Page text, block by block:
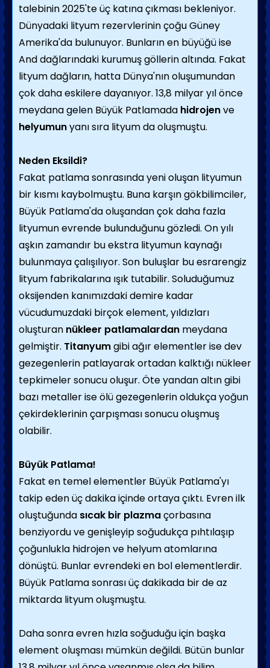
talebinin 2025'te üç katına çıkması bekleniyor.
Dünyadaki lityum rezervlerinin çoğu Güney
Amerika'da bulunuyor. Bunların en büyüğü ise
And dağlarındaki kurumuş göllerin altında. Fakat
lityum dağların, hatta Dünya'nın oluşumundan
çok daha eskilere dayanıyor. 13,8 milyar yıl önce
meydana gelen Büyük Patlamada hidrojenve
helyumunyanı sıra lityum da oluşmuştu.
Neden Eksildi?
Fakat patlama sonrasında yeni oluşan lityumun
bir kısmı kaybolmuştu. Buna karşın gökbilimciler,
Büyük Patlama'da oluşandan çok daha fazla
lityumun evrende bulunduğunu gözledi. On yılı
aşkın zamandır bu ekstra lityumun kaynağı
bulunmaya çalışılıyor. Son buluşlar bu esrarengiz
lityum fabrikalarına ışık tutabilir. Soluduğumuz
oksijenden kanımızdaki demire kadar
vücudumuzdaki birçok element, yıldızları
oluşturan nükleer patlamalardan meydana
gelmiştir. Titanyumgibi ağır elementler ise dev
gezegenlerin patlayarak ortadan kalktığı nükleer
tepkimeler sonucu oluşur. Öte yandan altın gibi
bazı metaller ise ölü gezegenlerin oldukça yoğun
çekirdeklerinin çarpışması sonucu oluşmuş
olabilir.
Büyük Patlama!
Fakat en temel elementler Büyük Patlama'yı
takip eden üç dakika içinde ortaya çıktı. Evren ilk
oluştuğunda sıcak bir plazmaçorbasına
benziyordu ve genişleyip soğudukça pıhtılaşıp
çoğunlukla hidrojen ve helyum atomlarına
dönüştü. Bunlar evrendeki en bol elementlerdir.
Büyük Patlama sonrası üç dakikada bir de az
miktarda lityum oluşmuştu.
Daha sonra evren hızla soğuduğu için başka
element oluşması mümkün değildi. Bütün bunlar